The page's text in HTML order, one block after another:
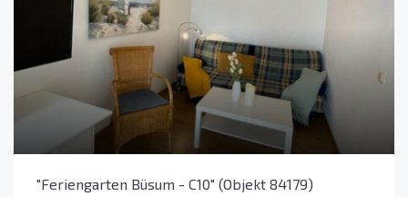
"Feriengarten Büsum - C10" (Objekt 84179)